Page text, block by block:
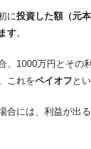
に投資した額（元
す。
、1000万円とその
これをペイオフと
合には、利益が出